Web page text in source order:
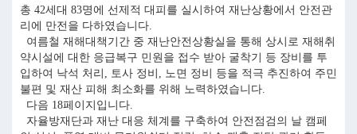
총 42세대 83명에 선제적 대피를 실시하여 재난상황에서 안전관
리에 만전을 다하였습니다.
여름철 재해대책기간 중 재난안전상황실을 통해 상시로 재해취
약시설에 대한 응급복구 민원을 접수 받아 굴착기 등 장비를 투
입하여 낙석 처리, 토사 정비, 노면 정비 등을 적극 추진하여 주민
불편 및 재산 피해 최소화를 위해 노력하였습니다.
다음 18페이지입니다.
자율방재단과 재난 대응 체계를 구축하여 안전점검의 날 캠페